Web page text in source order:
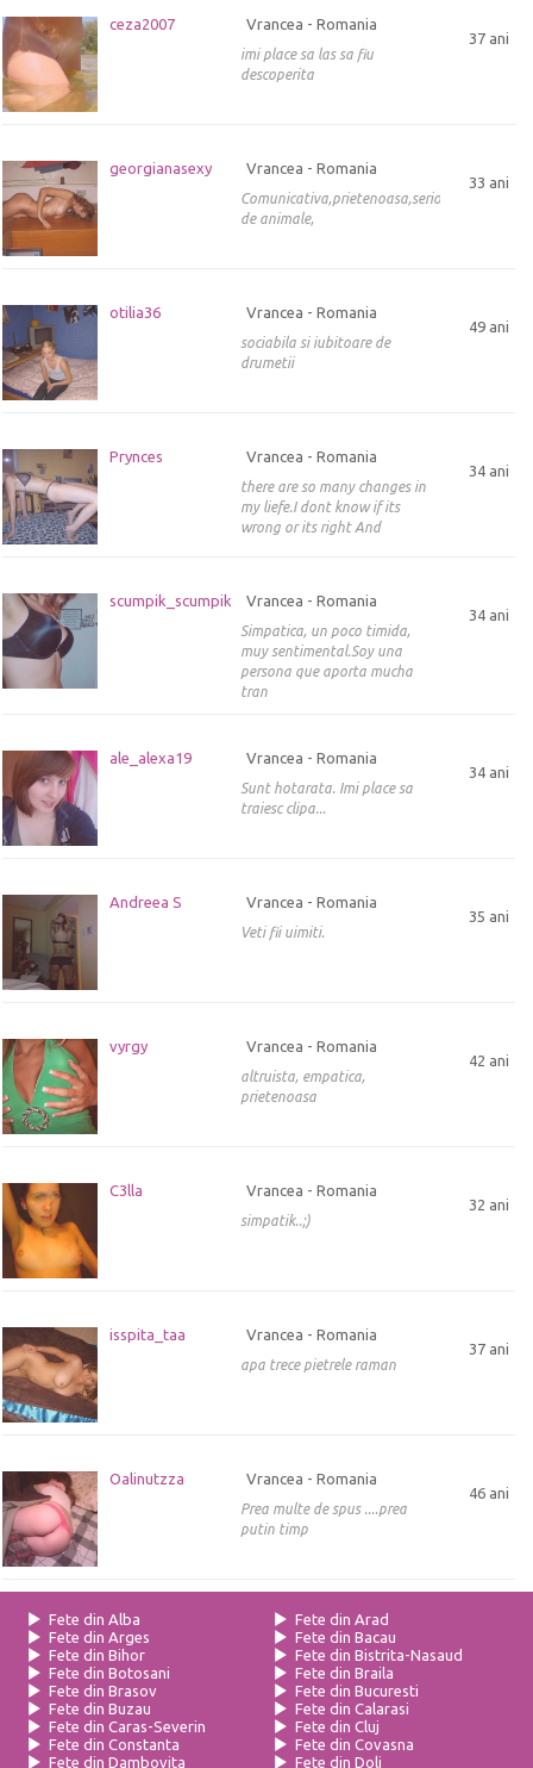
ceza2007
37 ani
Vrancea - Romania
imi place sa las sa fiu
descoperita
georgianasexy
33 ani
Vrancea - Romania
Comunicativa,prietenoasa,serioasa,iubitoare
de animale,
otilia36
49 ani
Vrancea - Romania
sociabila si iubitoare de
drumetii
Prynces
34 ani
Vrancea - Romania
there are so many changes in
my liefe.I dont know if its
wrong or its right And
scumpik_scumpik
34 ani
Vrancea - Romania
Simpatica, un poco timida,
muy sentimental.Soy una
persona que aporta mucha
tran
ale_alexa19
34 ani
Vrancea - Romania
Sunt hotarata. Imi place sa
traiesc clipa...
Andreea S
35 ani
Vrancea - Romania
Veti fii uimiti.
vyrgy
42 ani
Vrancea - Romania
altruista, empatica,
prietenoasa
C3lla
32 ani
Vrancea - Romania
simpatik..;)
isspita_taa
37 ani
Vrancea - Romania
apa trece pietrele raman
Oalinutzza
46 ani
Vrancea - Romania
Prea multe de spus ....prea
putin timp
Fete din Alba
Fete din Arad
Fete din Arges
Fete din Bacau
Fete din Bihor
Fete din Bistrita-Nasaud
Fete din Botosani
Fete din Braila
Fete din Brasov
Fete din Bucuresti
Fete din Buzau
Fete din Calarasi
Fete din Caras-Severin
Fete din Cluj
Fete din Constanta
Fete din Covasna
Fete din Dambovita
Fete din Dolj